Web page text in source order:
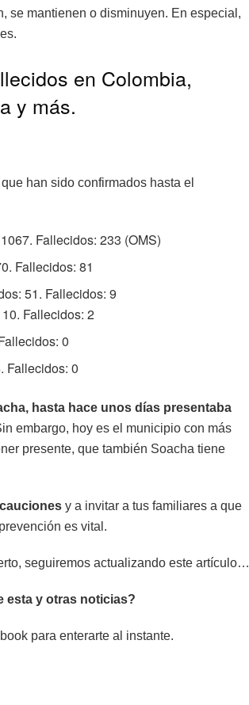
se mantienen o disminuyen. En especial,
en Colombia,
y más.
han sido confirmados hasta el
Fallecidos: 233 (OMS)
Fallecidos: 81
51. Fallecidos: 9
Fallecidos: 2
0
Fallecidos: 0
hasta hace unos días presentaba
embargo, hoy es el municipio con más
presente, que también Soacha tiene
y a invitar a tus familiares a que
es vital.
seguiremos actualizando este artículo…
esta y otras noticias?
para enterarte al instante.